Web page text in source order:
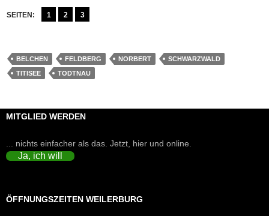
SEITEN: 1 2 3
BELCHEN FELDBERG NORBERT
SCHWARZWALD
TITISEE
TODTNAU
MITGLIED WERDEN
... nichts einfacher als das. Jetzt, hier und online.
Ja, ich will
ÖFFNUNGSZEITEN WEILERBURG